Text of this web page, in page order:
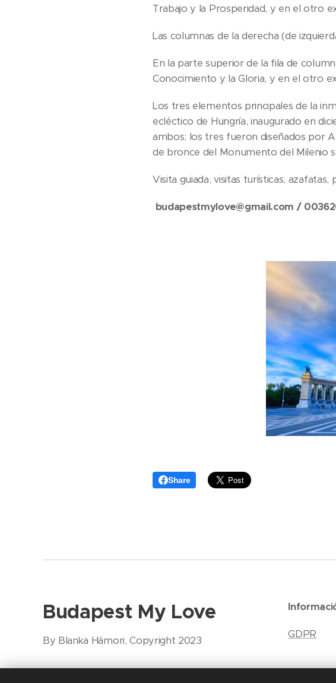
Trabajo y la Prosperidad, y en el otro
Las columnas de la derecha (de
En la parte superior de la fila de
Conocimiento y la Gloria, y en el otro
Los tres elementos principales de la
ecléctico de Hungría, inaugurado en
ambos; los tres fueron diseñados por
de bronce del Monumento del Milenio
Visita guiada, visitas turísticas,
budapestmylove@gmail.com /
Share
Budapest My Love
By Blanka Hámori, Copyright 2023
GDPR